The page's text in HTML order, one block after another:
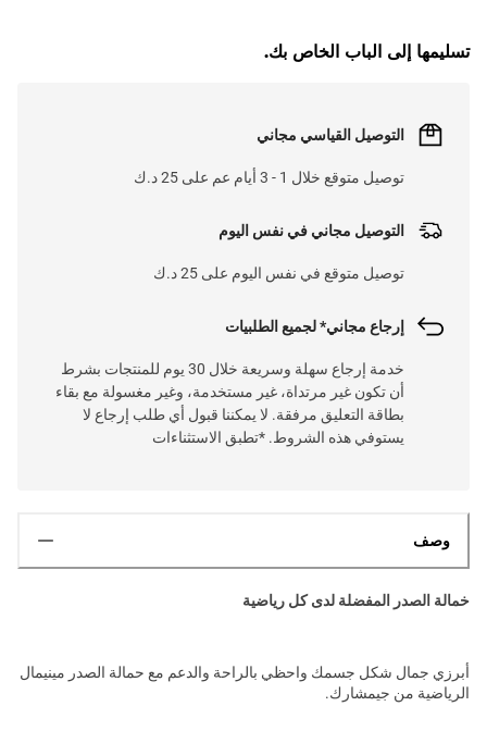
تسليمها إلى الباب الخاص بك.
التوصيل القياسي مجاني
توصيل متوقع خلال 1 - 3 أيام عم على 25 د.ك
التوصيل مجاني في نفس اليوم
توصيل متوقع في نفس اليوم على 25 د.ك
إرجاع مجاني* لجميع الطلبيات
خدمة إرجاع سهلة وسريعة خلال 30 يوم للمنتجات بشرط
أن تكون غير مرتداة، غير مستخدمة، وغير مغسولة مع بقاء
بطاقة التعليق مرفقة. لا يمكننا قبول أي طلب إرجاع لا
يستوفي هذه الشروط. *تطبق الاستثناءات
وصف
خمالة الصدر المفضلة لدى كل رياضية
أبرزي جمال شكل جسمك واحظي بالراحة والدعم مع حمالة الصدر مينيمال
الرياضية من جيمشارك.